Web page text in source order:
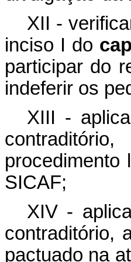
XII -
inciso I do
participar do
indeferir os
XIII -
procedimento
SICAF;
XIV -
contraditório,
pactuado na